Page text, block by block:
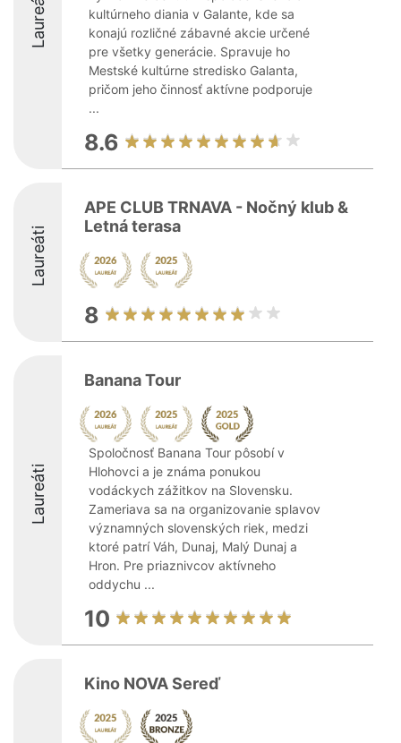
Laureáti
kultúrneho diania v Galante, kde sa
konajú rozličné zábavné akcie určené
pre všetky generácie. Spravuje ho
Mestské kultúrne stredisko Galanta,
pričom jeho činnosť aktívne podporuje
...
8.6
Laureáti
APE CLUB TRNAVA - Nočný klub &
Letná terasa
8
Laureáti
Banana Tour
Spoločnosť Banana Tour pôsobí v
Hlohovci a je známa ponukou
vodáckych zážitkov na Slovensku.
Zameriava sa na organizovanie splavov
významných slovenských riek, medzi
ktoré patrí Váh, Dunaj, Malý Dunaj a
Hron. Pre priaznivcov aktívneho
oddychu ...
10
Kino NOVA Sereď